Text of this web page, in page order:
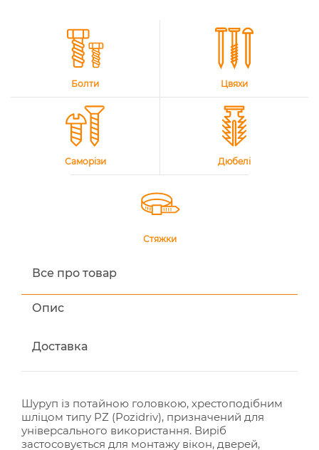
Болти Цвяхи
Саморізи Дюбелі
Стяжки
Все про товар
Опис
Доставка
Шуруп із потайною головкою, хрестоподібним
шліцом типу PZ (Pozidriv), призначений для
універсального використання. Виріб
застосовується для монтажу вікон, дверей,